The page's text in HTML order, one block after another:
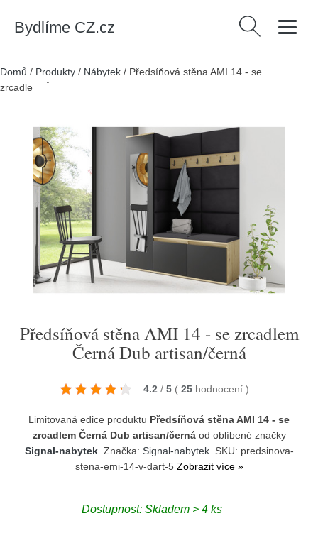
Bydlíme CZ.cz Vyhledávání
Domů / Produkty / Nábytek / Předsíňová stěna AMI 14 - se
zrcadlem Černá Dub artisan/černá
Předsíňová stěna AMI 14 - se zrcadlem
Černá Dub artisan/černá
4.2 / 5 ( 25 hodnocení )
Limitovaná edice produktu Předsíňová stěna AMI 14 - se
zrcadlem Černá Dub artisan/černáod oblíbené značky
Signal-nabytek. Značka: Signal-nabytek. SKU: predsinova-
stena-emi-14-v-dart-5 Zobrazit více »
Dostupnost: Skladem > 4 ks